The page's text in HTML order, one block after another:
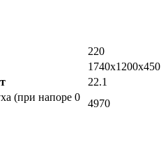
220
1740x1200x450
22.1
(при напоре 0
4970